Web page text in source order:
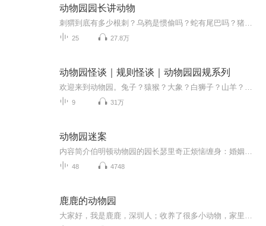
动物园园长讲动物
25 27.8万
动物园怪谈｜规则怪谈｜动物园园规系列
9 31万
动物园迷案
48 4748
鹿鹿的动物园